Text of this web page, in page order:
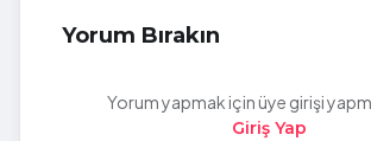
Yorum Bırakın
Yorum yapmak için üye girişi
Giriş Yap